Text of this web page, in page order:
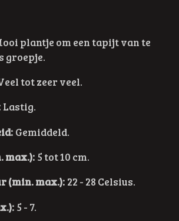
plantje om een tapijt van te
groepje.
tot zeer veel.
Lastig.
Gemiddeld.
max.): 5 tot 10 cm.
(min. max.): 22 - 28 Celsius.
5 - 7.